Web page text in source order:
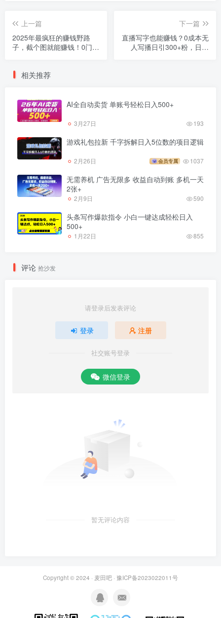
上一篇
2025年最疯狂的赚钱野路
子，截个图就能赚钱！0门槛
下一篇
直播写字也能赚钱？0成本无
人写播日引300+粉，日入
相关推荐
AI全自动卖货 单账号轻松日入500+
3月27日 193
游戏礼包拉新 千字拆解日入5位数的项目逻辑
2月26日 会员专属 1037
无需养机 广告无限多 收益自动到账 多机一天
2张+
2月9日 590
头条写作爆款指令 小白一键达成轻松日入
500+
1月22日 855
评论 抢沙发
请登录后发表评论
登录 注册
社交账号登录
微信登录
暂无评论内容
Copyright © 2024 · 麦田吧 · 豫ICP备2023022011号